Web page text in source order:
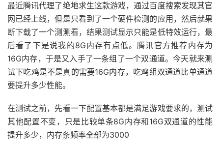
最近腾讯代理了绝地求生这款游戏，通过百度搜索发现其官
网已经上线，但是只看到了一个硬件检测的应用，然后就果
断下载了一个测测看，结果测试显示只能是低特效运行，最
后看了下是说我的8G内存有点低。腾讯官方推荐内存为
16G内存，于是又入手了一条组了一个双通道。今天就来测
试下吃鸡是不是真的需要16G内存，吃鸡组双通道比单通道
要提升多少性能。
在测试之前，先看一下配置基本都是满足游戏要求的，测试
其他配置不变，只是比较单条8G内存和16G双通道的性能
提升多少，内存条频率全部为3000